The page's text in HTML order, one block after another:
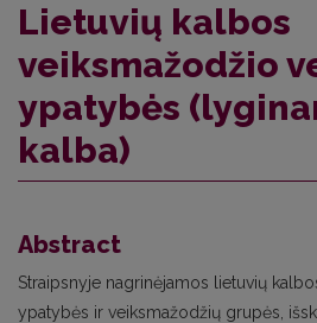
Lietuvių kalbos
veiksmažodžio
ypatybės
kalba)
Abstract
Straipsnyje nagrinėjamos lietuvių
ypatybės ir veiksmažodžių grupės,